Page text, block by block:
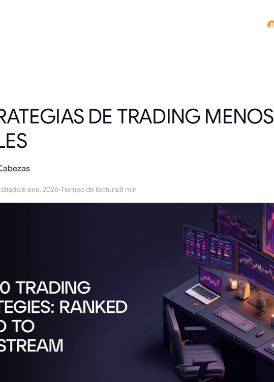
DE TRADING MENOS
:6 ene. 2026·Tiempo de lectura:8 min